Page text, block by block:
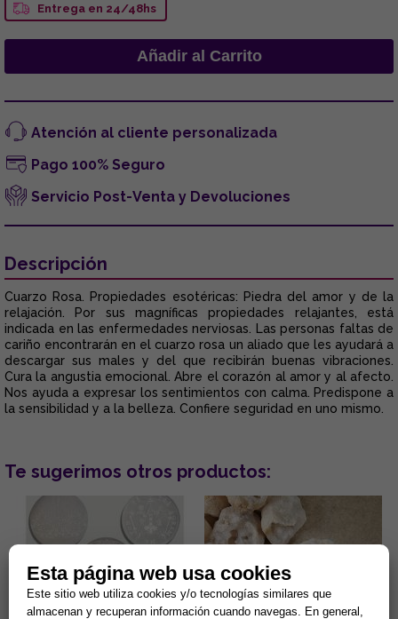
Entrega en 24/48hs
Atención al cliente personalizada
Pago 100% Seguro
Servicio Post-Venta y Devoluciones
Descripción
Cuarzo Rosa. Propiedades esotéricas: Piedra del amor y de la
relajación. Por sus magníficas propiedades relajantes, está
indicada en las enfermedades nerviosas. Las personas faltas de
cariño encontrarán en el cuarzo rosa un aliado que les ayudará a
descargar sus males y del que recibirán buenas vibraciones.
Cura la angustia emocional. Abre el corazón al amor y al afecto.
Nos ayuda a expresar los sentimientos con calma. Predispone a
la sensibilidad y a la belleza. Confiere seguridad en uno mismo.
Te sugerimos otros productos:
Esta página web usa cookies
Este sitio web utiliza cookies y/o tecnologías similares que
almacenan y recuperan información cuando navegas. En general,